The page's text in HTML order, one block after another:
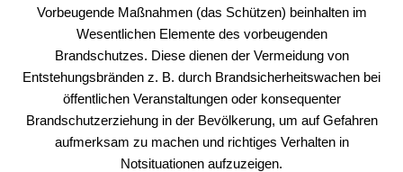
Vorbeugende Maßnahmen (das Schützen) beinhalten im
Wesentlichen Elemente des vorbeugenden
Brandschutzes. Diese dienen der Vermeidung von
Entstehungsbränden z. B. durch Brandsicherheitswachen bei
öffentlichen Veranstaltungen oder konsequenter
Brandschutzerziehung in der Bevölkerung, um auf Gefahren
aufmerksam zu machen und richtiges Verhalten in
Notsituationen aufzuzeigen.